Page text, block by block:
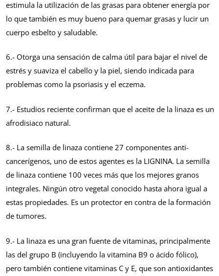
estimula la utilización de las grasas para obtener energía por
lo que también es muy bueno para quemar grasas y lucir un
cuerpo esbelto y saludable.
6.- Otorga una sensación de calma útil para bajar el nivel de
estrés y suaviza el cabello y la piel, siendo indicada para
problemas como la psoriasis y el eczema.
7.- Estudios reciente confirman que el aceite de la linaza es un
afrodisiaco natural.
8.- La semilla de linaza contiene 27 componentes anti-
cancerígenos, uno de estos agentes es la LIGNINA. La semilla
de linaza contiene 100 veces más que los mejores granos
integrales. Ningún otro vegetal conocido hasta ahora igual a
estas propiedades. Es un protector en contra de la formación
de tumores.
9.- La linaza es una gran fuente de vitaminas, principalmente
las del grupo B (incluyendo la vitamina B9 o ácido fólico),
pero también contiene vitaminas C y E, que son antioxidantes